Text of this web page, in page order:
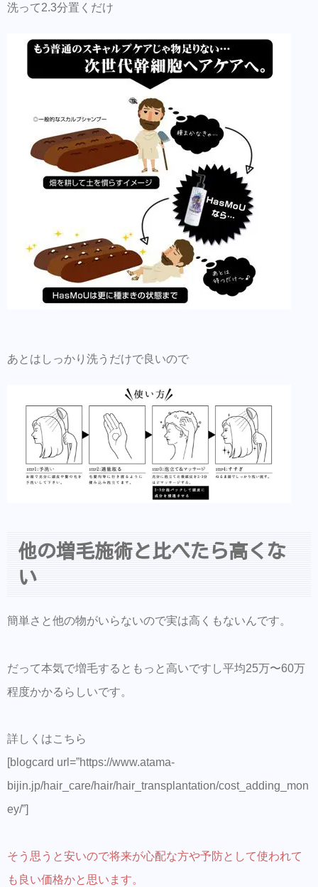
洗って2.3分置くだけ
あとはしっかり洗うだけで良いので
他の増毛施術と比べたら高くな
い
簡単さと他の物がいらないので実は高くもないんです。
だって本気で増毛するともっと高いですし平均25万〜60万
程度かかるらしいです。
詳しくはこちら
[blogcard url=”https://www.atama-
bijin.jp/hair_care/hair/hair_transplantation/cost_adding_mon
ey/”]
そう思うと安いので将来が心配な方や予防として使われて
も良い価格かと思います。